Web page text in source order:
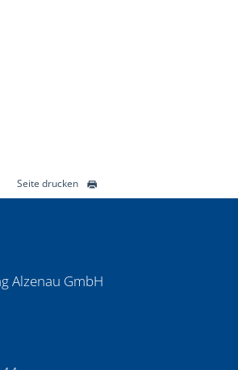
Seite drucken
Alzenau GmbH